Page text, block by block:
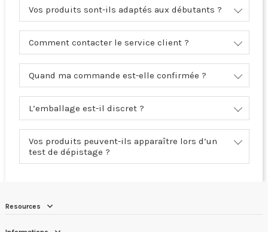
Vos produits sont-ils adaptés aux débutants ?
Comment contacter le service client ?
Quand ma commande est-elle confirmée ?
L’emballage est-il discret ?
Vos produits peuvent-ils apparaître lors d’un
test de dépistage ?
Resources